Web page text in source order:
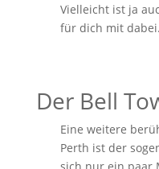
Vielleicht ist ja
für dich mit dabei.
Der Bell
Eine weitere
Perth ist der